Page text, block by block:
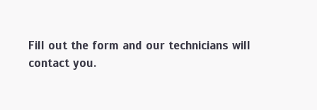
Fill out the form and our technicians will
contact you.